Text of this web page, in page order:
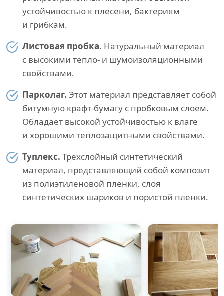
устойчивостью к плесени, бактериям
и грибкам.
Листовая пробка. Натуральный материал
с высокими тепло- и шумоизоляционными
свойствами.
Парколаг. Этот материал представляет собой
битумную крафт-бумагу с пробковым слоем.
Обладает высокой устойчивостью к влаге
и хорошими теплозащитными свойствами.
Туплекс. Трехслойный синтетический
материал, представляющий собой композит
из полиэтиленовой пленки, слоя
синтетических шариков и пористой пленки.